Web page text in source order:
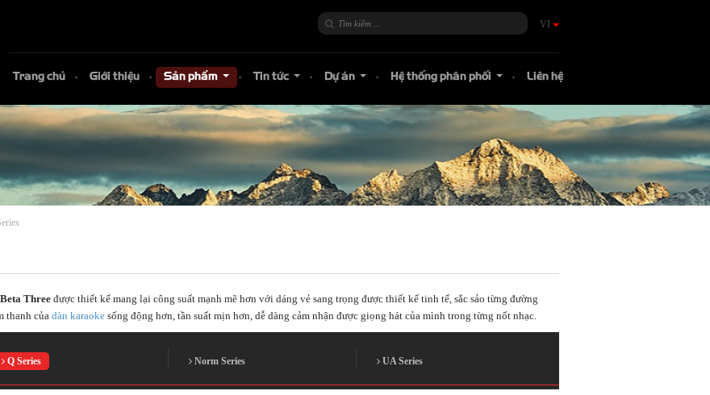
VI
Trang chủ Giới thiệu Sản phẩm Tin tức Dự án Hệ thống phân phối Liên hệ
Beta Three được thiết kế mang lại công suất mạnh mẽ hơn với dáng vẻ sang trọng được thiết kế tinh tế, sắc sảo từng đường
thanh của dàn karaoke sống động hơn, tần suất mịn hơn, dễ dàng cảm nhận được giọng hát của mình trong từng nốt nhạc.
Q Series Norm Series UA Series